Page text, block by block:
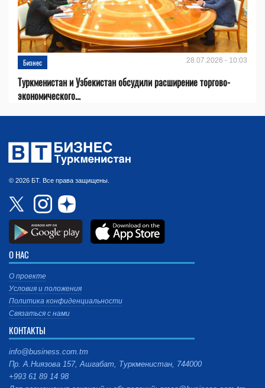
Бизнес 28.07.2026 - 10:03
Туркменистан и Узбекистан обсудили расширение торгово-
экономического...
© 2026 БТ. Все права защищены.
О НАС
О проекте
Условия и положения
Политика конфиденциальности
Связаться с нами
КОНТАКТЫ
info@business.com.tm
Пр. А.Ниязова 157, Ашгабат, Туркменистан, 744000
+993 61 89 14 98